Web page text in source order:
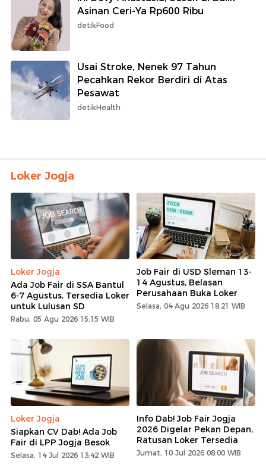
Asinan Ceri-Ya Rp600 Ribu
detikFood
Usai Stroke, Nenek 97 Tahun
Pecahkan Rekor Berdiri di Atas
Pesawat
detikHealth
Loker Jogja
Loker Jogja
Ada Job Fair di SSA Bantul
6-7 Agustus, Tersedia Loker
untuk Lulusan SD
Rabu, 05 Agu 2026 15:15 WIB
Job Fair di USD Sleman 13-
14 Agustus, Belasan
Perusahaan Buka Loker
Selasa, 04 Agu 2026 18:21 WIB
Loker Jogja
Siapkan CV Dab! Ada Job
Fair di LPP Jogja Besok
Selasa, 14 Jul 2026 13:42 WIB
Info Dab! Job Fair Jogja
2026 Digelar Pekan Depan,
Ratusan Loker Tersedia
Jumat, 10 Jul 2026 08:00 WIB